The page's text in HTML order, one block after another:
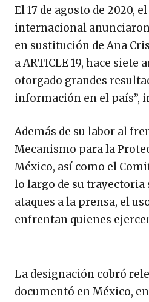
El 17 de agosto de 2020,
internacional
en sustitución de Ana
a ARTICLE 19, hace
otorgado grandes
información en el país”,
Además de su labor al
Mecanismo para la
México, así como el
lo largo de su
ataques a la prensa, el
enfrentan quienes
La designación cobró
documentó en México,